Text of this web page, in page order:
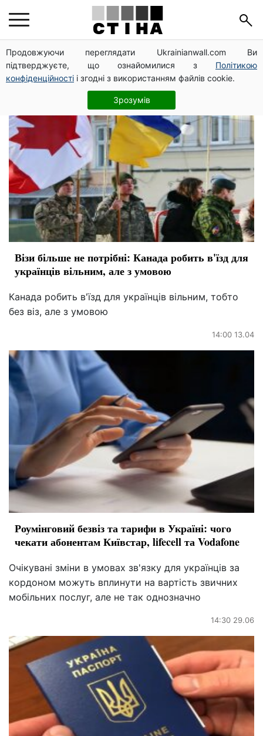
Продовжуючи переглядати Ukrainianwall.com Ви
підтверджуєте, що ознайомилися з Політикою
конфіденційності і згодні з використанням файлів cookie.
Зрозумів
безвиз
Візи більше не потрібні: Канада робить в'їзд для
українців вільним, але з умовою
Канада робить в'їзд для українців вільним, тобто
без віз, але з умовою
14:00 13.04
Роумінговий безвіз та тарифи в Україні: чого
чекати абонентам Київстар, lifecell та Vodafone
Очікувані зміни в умовах зв'язку для українців за
кордоном можуть вплинути на вартість звичних
мобільних послуг, але не так однозначно
14:30 29.06